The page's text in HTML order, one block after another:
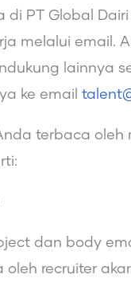
di PT Global
melalui email.
lainnya
ke email
terbaca
dan body
recruiter